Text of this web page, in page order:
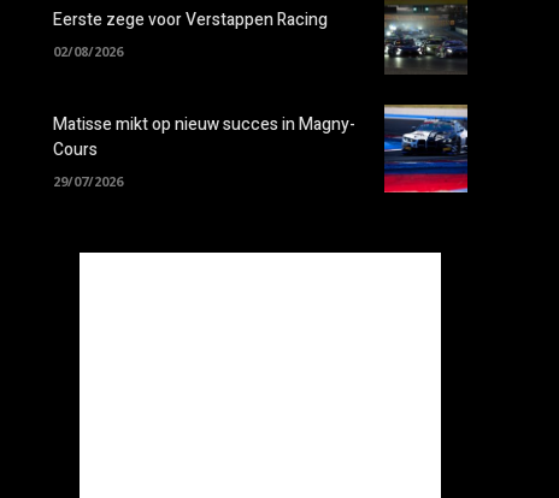
Eerste zege voor Verstappen Racing
02/08/2026
Matisse mikt op nieuw succes in Magny-
Cours
29/07/2026